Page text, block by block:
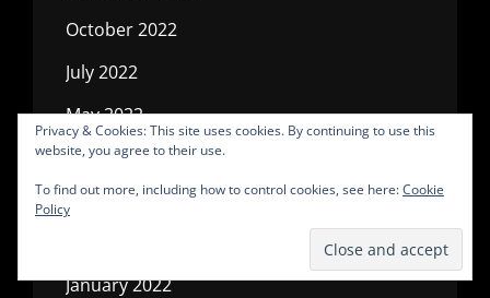
October 2022
July 2022
May 2022
April 2022
March 2022
January 2022
Privacy & Cookies: This site uses cookies. By continuing to use this
website, you agree to their use.
To find out more, including how to control cookies, see here:Cookie
Policy